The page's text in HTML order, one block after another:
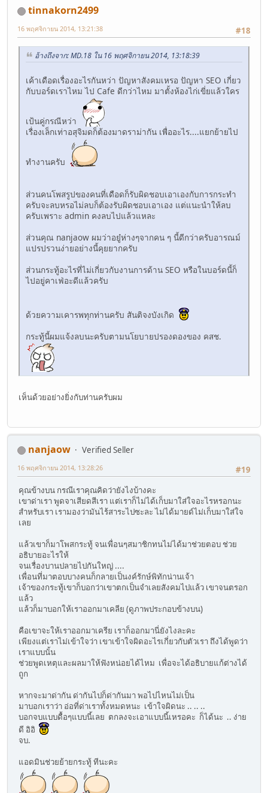
tinnakorn2499
#18
16 พฤศจิกายน 2014, 13:21:38
อ้างถึงจาก: MD.18 ใน 16 พฤศจิกายน 2014, 13:18:39
เค้าเดือดเรื่องอะไรกันหว่า ปัญหาสังคมเหรอ ปัญหา SEO เกี่ยว
กับบอร์ดเราไหม ไป Cafe ดีกว่าไหม มาตั้งห้องไก่เขี่ยแล้วใคร
เป้นคู่กรณีหว่า
เรื่องเล็กเท่าอสุจิมดก็ต้องมาดราม่ากัน เพื่ออะไร....แยกย้ายไป
ทำงานครับ
ส่วนคนโพสรูปของคนที่เดือดก็รับผิดชอบเอาเองกับการกระทำ
ครับจะลบหรอไม่ลบก็ต้องรับผิดชอบเอาเอง แต่แนะนำให้ลบ
ครับเพราะ admin คงลบไปแล้วแหละ
ส่วนคุณ nanjaow ผมว่าอยู๋ห่างๆจากคน ๆ นี้ดีกว่าครับอารณม์
แปรปรวนง่ายอย่างนี้คุยยากครับ
ส่วนกระทู้อะไรที่ไม่เกี่ยวกับงานการด้าน SEO หรือในบอร์ดนี้ก็
ไปอยู่คาเฟ่อะดีแล้วครับ
ด้วยความเคารพทุกท่านครับ สันติจงบังเกิด
กระทู้นี้ผมแจ้งลบนะครับตามนโยบายปรองดองของ คสช.
เห็นด้วยอย่างยิ่งกับท่านครับผม
nanjaow
Verified Seller
#19
16 พฤศจิกายน 2014, 13:28:26
คุณข้างบน กรณีเราคุณคิดว่ายังไงบ้างคะ
เขาด่าเรา พูดจาเสียดสีเรา แต่เราก็ไม่ได้เก็บมาใส่ใจอะไรหรอกนะ
สำหรับเรา เรามองว่ามันไร้สาระไปซะละ ไม่ได้มายด์ไม่เก็บมาใส่ใจ
เลย
แล้วเขาก็มาโพสกระทู้ จนเพื่อนๆสมาชิกทนไม่ได้มาช่วยตอบ ช่วย
อธิบายอะไรให้
จนเรื่องบานปลายไปกันใหญ่ ....
เพื่อนที่มาตอบบางคนก็กลายเป็นงค์รักษ์พิทักน่านเจ้า
เจ้าของกระทู้เขาก็บอกว่าเขาตกเป็นจำเลยสังคมไปแล้ว เขาจนตรอก
แล้ว
แล้วก็มาบอกให้เราออกมาเคลีย (ดูภาพประกอบข้างบน)
คือเขาจะให้เราออกมาเครีย เราก็ออกมานี่ยังไงละคะ
เพียงแต่เราไม่เข้าใจว่า เขาเข้าใจผิดอะไรเกี่ยวกับตัวเรา ถึงได้พูดว่า
เราแบบนั้น
ช่วยพูดเหตุและผลมาให้ฟังหน่อยได้ไหม เพื่อจะได้อธิบายแก้ต่างได้
ถูก
หากจะมาด่ากัน ด่ากันไปก็ด่ากันมา พอไปไหนไม่เป็น
มาบอกเราว่า อ่อที่ด่าเราทั้งหมดหนะ เข้าใจผิดนะ .. .. ..
บอกจบแบบดื้อๆแบบนี้เลย ตกลงจะเอาแบบนี้เหรอคะ ก็ได้นะ .. ง่าย
ดี อิอิ
จบ.
แอดมินช่วยย้ายกระทู้ ทีนะคะ